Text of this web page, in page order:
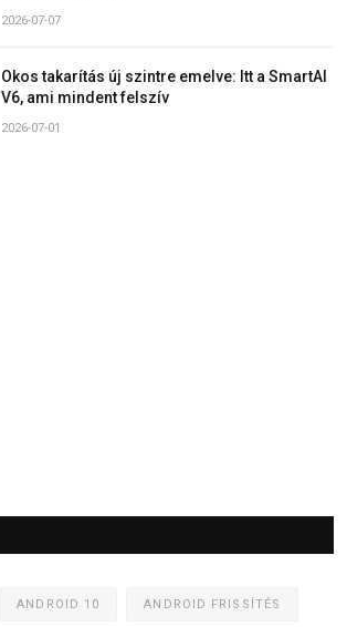
2026-07-07
Okos takarítás új szintre emelve: Itt a SmartAI
V6, ami mindent felszív
2026-07-01
ANDROID 10 ANDROID FRISSÍTÉS